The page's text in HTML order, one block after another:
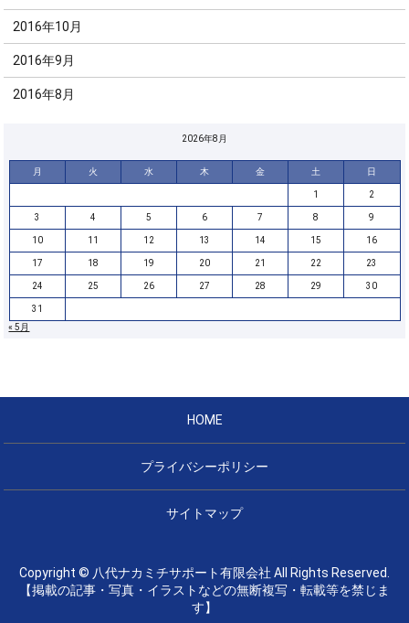
2016年10月
2016年9月
2016年8月
2026年8月
月 火 水 木 金 土 日
1 2
3 4 5 6 7 8 9
10 11 12 13 14 15 16
17 18 19 20 21 22 23
24 25 26 27 28 29 30
31
« 5月
HOME
プライバシーポリシー
サイトマップ
Copyright © 八代ナカミチサポート有限会社 All Rights Reserved.
【掲載の記事・写真・イラストなどの無断複写・転載等を禁じま
す】